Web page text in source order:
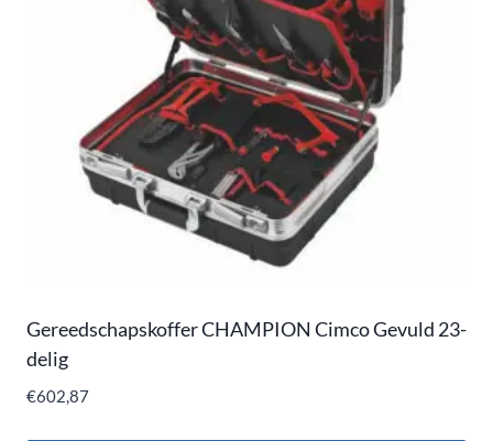
Gereedschapskoffer CHAMPION Cimco Gevuld 23-
delig
€602,87